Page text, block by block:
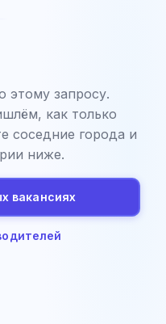
этому запросу.
как только
соседние города и
ниже.
вакансиях